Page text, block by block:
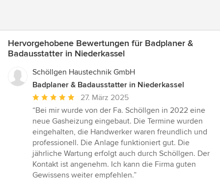
Hervorgehobene Bewertungen für Badplaner &
Badausstatter in Niederkassel
Schöllgen Haustechnik GmbH
Badplaner & Badausstatter in Niederkassel
Durchschnittliche
Bewertung:
5
von
5
Sternen
27. März 2025
“Bei mir wurde von der Fa. Schöllgen in 2022 eine
neue Gasheizung eingebaut. Die Termine wurden
eingehalten, die Handwerker waren freundlich und
professionell. Die Anlage funktioniert gut. Die
jährliche Wartung erfolgt auch durch Schöllgen. Der
Kontakt ist angenehm. Ich kann die Firma guten
Gewissens weiter empfehlen.”